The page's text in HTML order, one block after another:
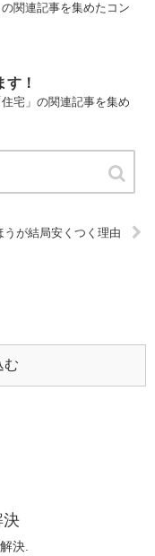
関連記事を集めたコン
！
宅」の関連記事を集め
うが結局安くつく理由
む
決
決.